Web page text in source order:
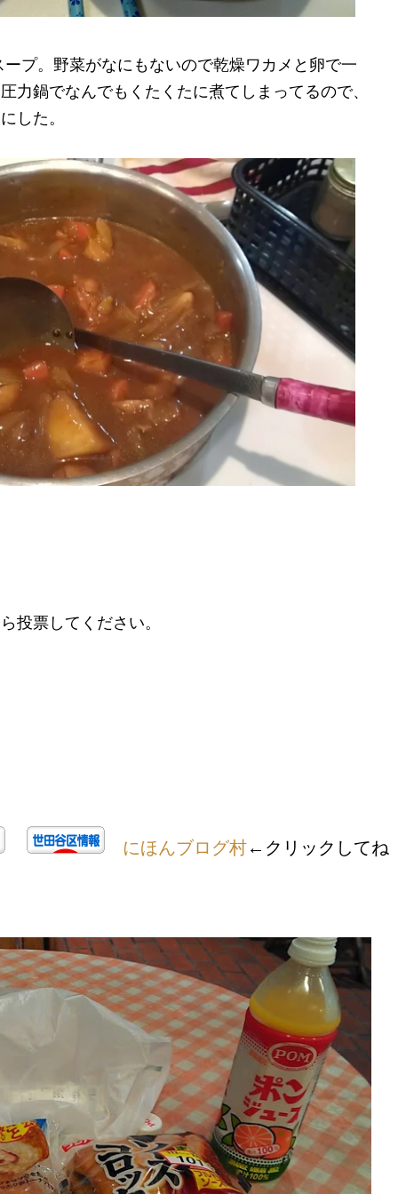
プ。野菜がなにもないので乾燥ワカメと卵で一
力鍋でなんでもくたくたに煮てしまってるので、
した。
投票してください。
にほんブログ村←クリックしてね